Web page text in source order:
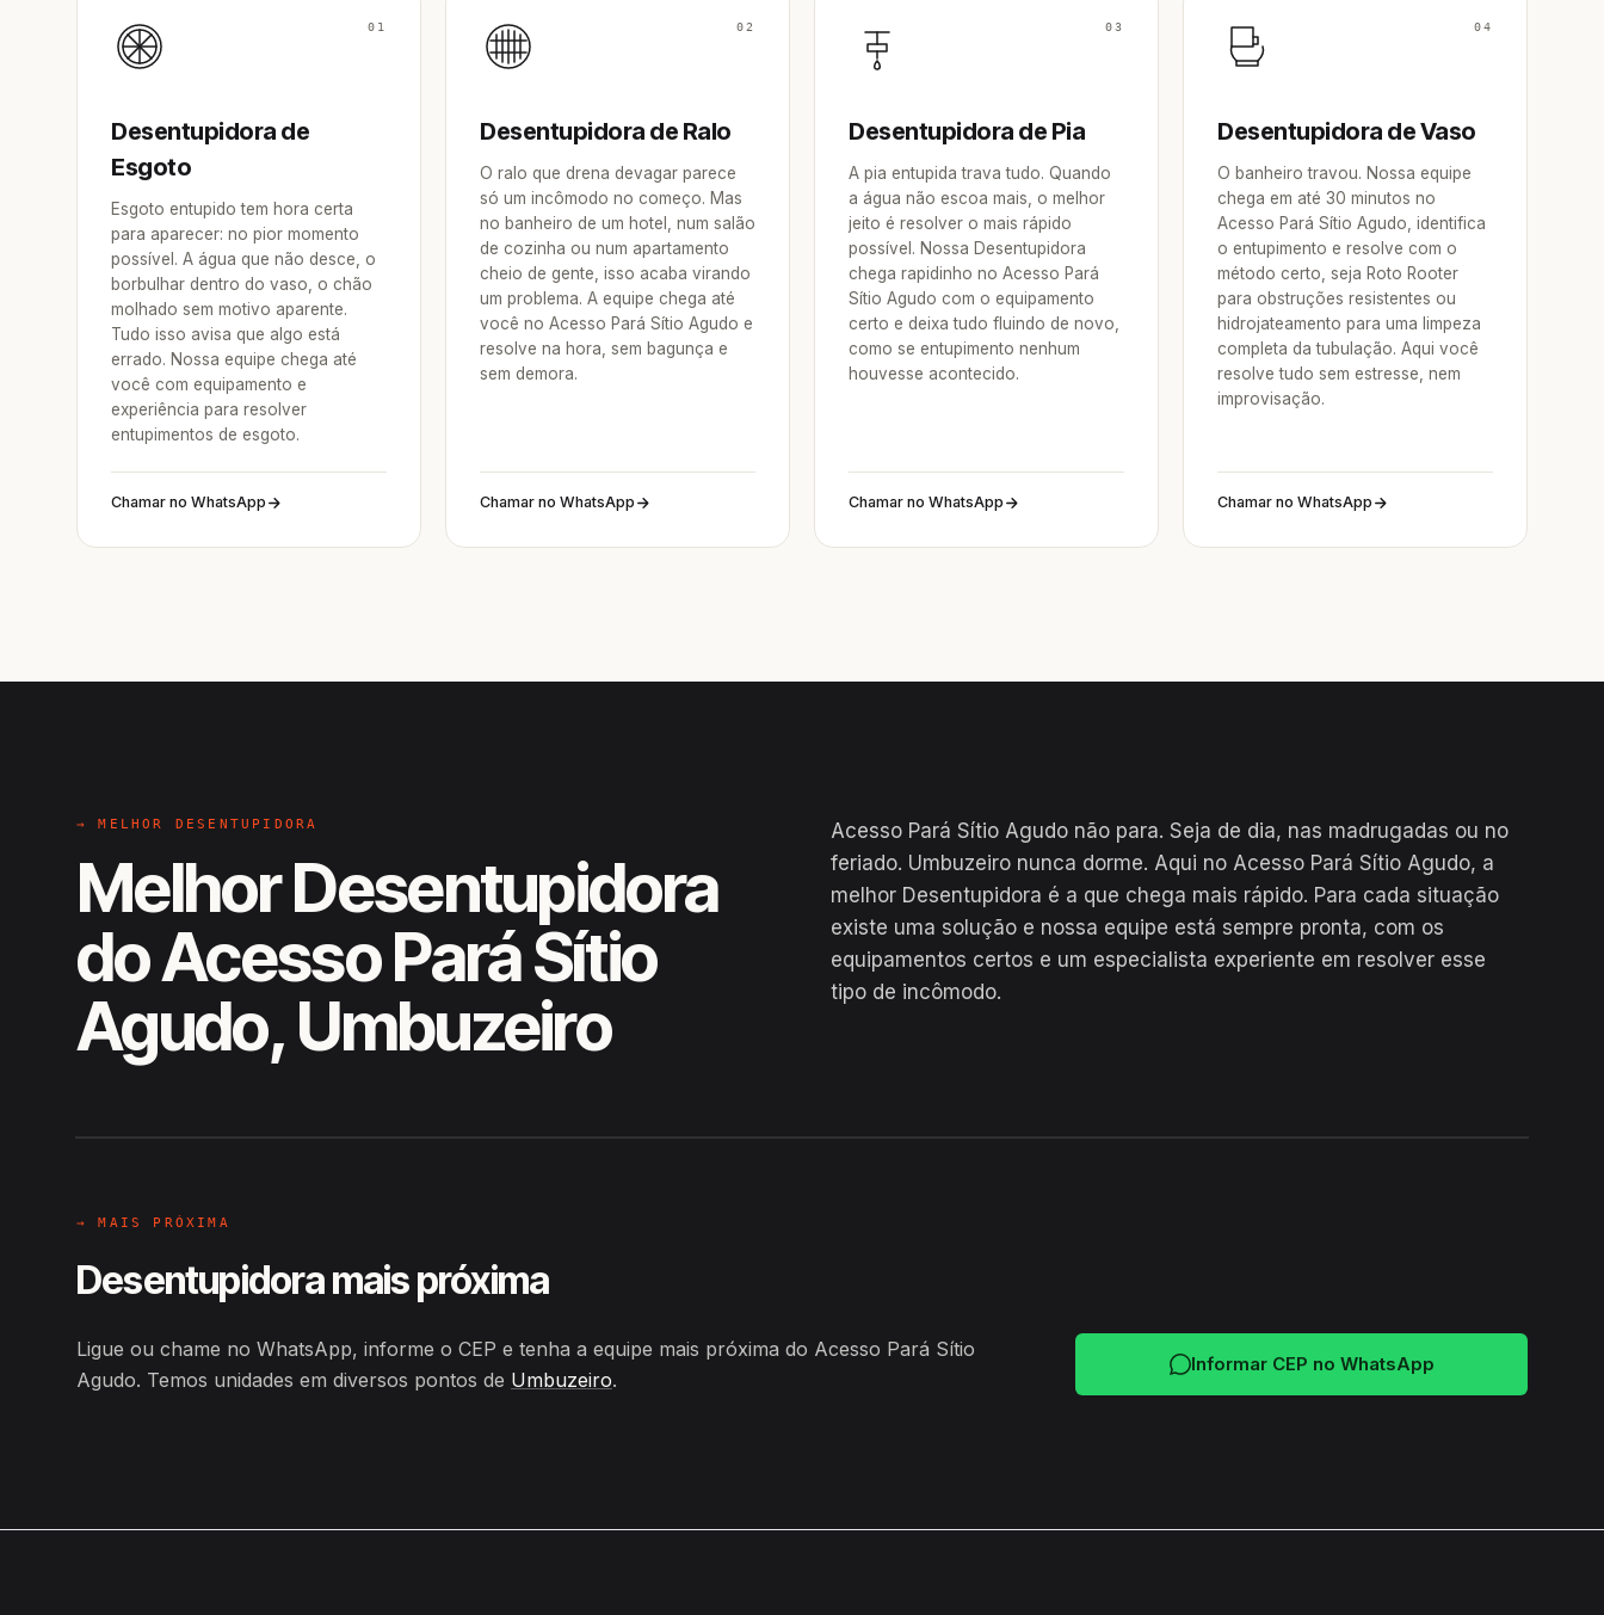
01
Desentupidora de
Esgoto
Esgoto entupido tem hora certa
para aparecer: no pior momento
possível. A água que não desce, o
borbulhar dentro do vaso, o chão
molhado sem motivo aparente.
Tudo isso avisa que algo está
errado. Nossa equipe chega até
você com equipamento e
experiência para resolver
entupimentos de esgoto.
Chamar no WhatsApp
02
Desentupidora de Ralo
O ralo que drena devagar parece
só um incômodo no começo. Mas
no banheiro de um hotel, num salão
de cozinha ou num apartamento
cheio de gente, isso acaba virando
um problema. A equipe chega até
você no Acesso Pará Sítio Agudo e
resolve na hora, sem bagunça e
sem demora.
Chamar no WhatsApp
03
Desentupidora de Pia
A pia entupida trava tudo. Quando
a água não escoa mais, o melhor
jeito é resolver o mais rápido
possível. Nossa Desentupidora
chega rapidinho no Acesso Pará
Sítio Agudo com o equipamento
certo e deixa tudo fluindo de novo,
como se entupimento nenhum
houvesse acontecido.
Chamar no WhatsApp
04
Desentupidora de Vaso
O banheiro travou. Nossa equipe
chega em até 30 minutos no
Acesso Pará Sítio Agudo, identifica
o entupimento e resolve com o
método certo, seja Roto Rooter
para obstruções resistentes ou
hidrojateamento para uma limpeza
completa da tubulação. Aqui você
resolve tudo sem estresse, nem
improvisação.
Chamar no WhatsApp
→ MELHOR DESENTUPIDORA
Melhor Desentupidora
do Acesso Pará Sítio
Agudo, Umbuzeiro
Acesso Pará Sítio Agudo não para. Seja de dia, nas madrugadas ou no
feriado. Umbuzeiro nunca dorme. Aqui no Acesso Pará Sítio Agudo, a
melhor Desentupidora é a que chega mais rápido. Para cada situação
existe uma solução e nossa equipe está sempre pronta, com os
equipamentos certos e um especialista experiente em resolver esse
tipo de incômodo.
EM CAMPO
→ MAIS PRÓXIMA
Desentupidora mais próxima
Ligue ou chame no WhatsApp, informe o CEP e tenha a equipe mais próxima do Acesso Pará Sítio
Agudo. Temos unidades em diversos pontos de Umbuzeiro.
Informar CEP no WhatsApp